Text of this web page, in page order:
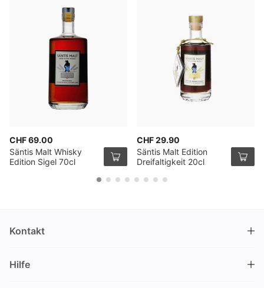
CHF 69.00
Säntis Malt Whisky
Edition Sigel 70cl
CHF 29.90
Säntis Malt Edition
Dreifaltigkeit 20cl
Kontakt
Nüschelerstrasse 35
Hilfe